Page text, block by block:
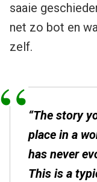
saaie
net zo bot en
zelf.
“The story
place in a
has never
This is a